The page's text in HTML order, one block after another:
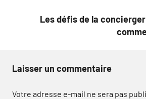
Les défis de la
Laisser un commentaire
Votre adresse e-mail ne sera pas